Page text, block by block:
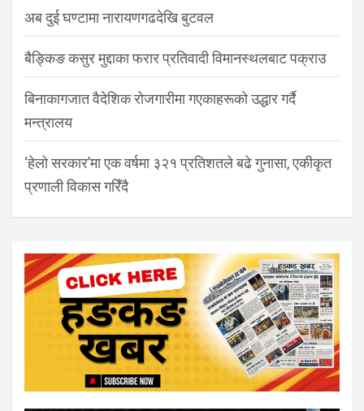
अब दुई घण्टामा नारायणगढदेखि बुटवल
बैङ्किङ कसुर मुद्दाका फरार प्रतिवादी विमानस्थलबाट पक्राउ
बिनाकागजात वैदेशिक रोजगारीमा गएकाहरूको उद्धार गर्दै
मन्त्रालय
‘हेलो सरकार’मा एक वर्षमा ३२१ प्रतिशतले बढे गुनासा, एकीकृत
प्रणाली विकास गरिँदै